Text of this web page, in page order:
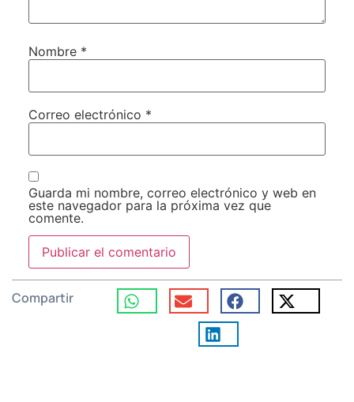
Nombre *
Correo electrónico *
Guarda mi nombre, correo electrónico y web en
este navegador para la próxima vez que
comente.
Compartir